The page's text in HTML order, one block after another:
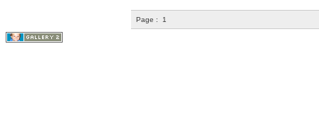
Page : 1